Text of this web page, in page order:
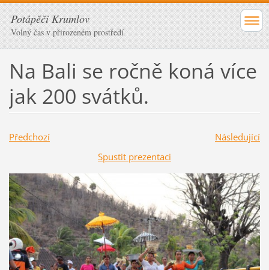
Potápěči Krumlov
Volný čas v přirozeném prostředí
Na Bali se ročně koná více
jak 200 svátků.
Předchozí
Následující
Spustit prezentaci